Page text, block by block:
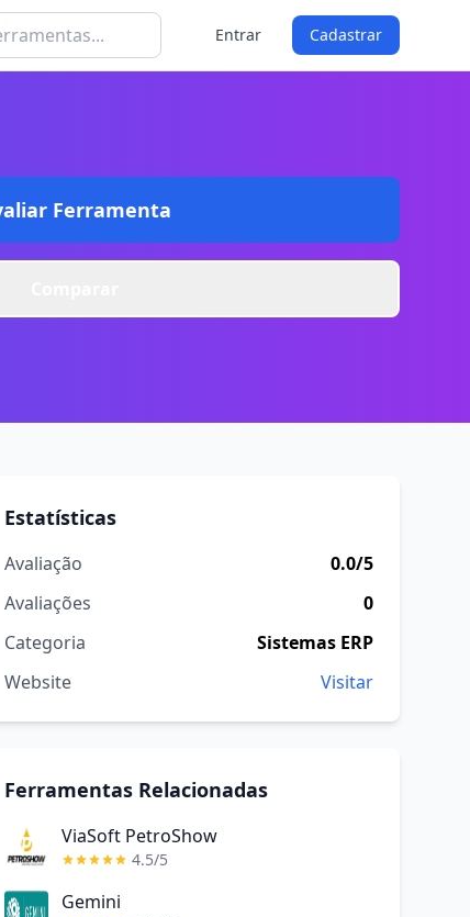
Entrar Cadastrar
Ferramenta
Estatísticas
Avaliação
0.0/5
Avaliações
0
Categoria
Sistemas ERP
Website
Visitar
Ferramentas Relacionadas
ViaSoft PetroShow
4.5/5
Gemini